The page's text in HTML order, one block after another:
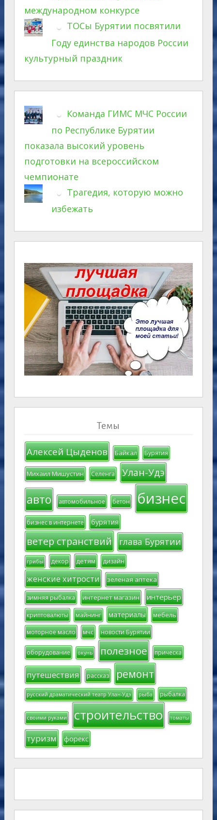
международном конкурсе
ТОСы Бурятии посвятили
Году единства народов России
культурный праздник
Команда ГИМС МЧС России
по Республике Бурятии
показала высокий уровень
подготовки на всероссийском
чемпионате
Трагедия, которую можно
избежать
Темы
Алексей Цыденов Байкал Бурятия
Михаил Мишустин Селенга Улан-Удэ
авто автомобильное бетон бизнес
бизнес в интернете бурятия
ветер странствий глава Бурятии
грибы декор детям дизайн
женские хитрости зеленая аптека
зимняя рыбалка интернет магазин интерьер
криптовалюты майнинг материалы мебель
моторное масло мчс новости Бурятии
оборудование окунь полезное прическа
путешествия рассказ ремонт
русский драматический театр Улан-Удэ рыба рыбалка
своими руками строительство томаты
туризм форекс